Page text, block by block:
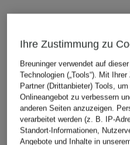
ÄHNLICHE ARTIKEL
Ihre Zustimmung zu
Breuninger verwendet auf
Technologien („Tools“). Mit
Partner (Drittanbieter) Tools,
Onlineangebot zu verbessern
anderen Seiten anzuzeigen.
verarbeitet werden (z. B. IP-
Standort-Informationen,
Angebote und Inhalte in